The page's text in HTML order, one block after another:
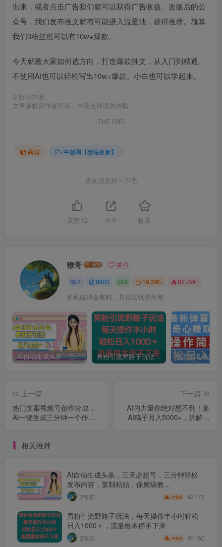
出来，或者点击广告我们就可以获得广告收益。改版后的公
众号，我们发布推文就有可能进入流量池，获得推荐。就算
我们0粉丝也可以有10w+爆款。
今天就教大家如何选方向，打造爆款推文，从入门到精通。
不使用AI也可以轻松写出10w+爆款。小白也可以学起来。
© 版权声明
文章版权归作者所有，未经允许请勿转载。
THE END
商城 中创网【整站更新】
喜欢就支持一下吧
点赞 12 分享 收藏
猴哥 关注
2 9903 0 19.3W+ 82.7W+
长风破浪会有时，直挂云帆济沧海
AI自动生成头条，三天必起号，三分钟轻松发布内容，复制粘贴，保姆级教… 男粉引流野路子玩法，每天操作半小时轻松日入1000＋，流量根本停不下来
上一篇
热门文案视频号创作分成，
AI一键生成三分钟一个作
下一篇
AI的力量你绝对想不到！靠
AI稿子月入5000+，拆解式
相关推荐
AI自动生成头条，三天必起号，三分钟轻松
发布内容，复制粘贴，保姆级教…
2年前 ￥9.9 173
男粉引流野路子玩法，每天操作半小时轻松
日入1000＋，流量根本停不下来
2年前 ￥9.9 160